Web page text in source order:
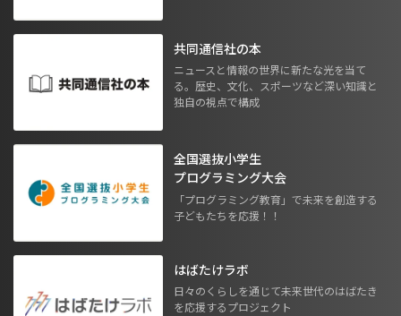
共同通信社の本
ニュースと情報の世界に新たな光を当て
る。歴史、文化、スポーツなど深い知識と
独自の視点で構成
全国選抜小学生
プログラミング大会
「プログラミング教育」で未来を創造する
子どもたちを応援！！
はばたけラボ
日々のくらしを通じて未来世代のはばたき
を応援するプロジェクト